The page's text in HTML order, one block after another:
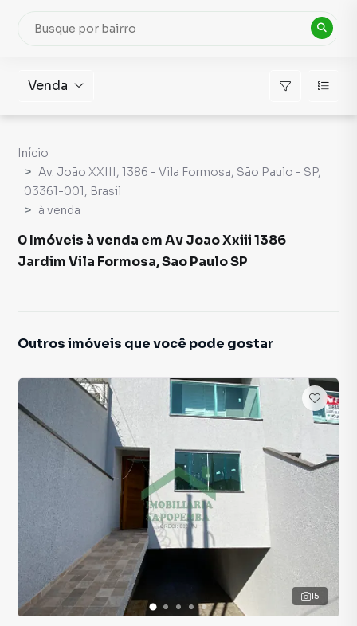
Venda
Início
Av. João XXIII, 1386 - Vila Formosa, São Paulo - SP,
03361-001, Brasil
à venda
0 Imóveis à venda em Av Joao Xxiii 1386
Jardim Vila Formosa, Sao Paulo SP
Outros imóveis que você pode gostar
15